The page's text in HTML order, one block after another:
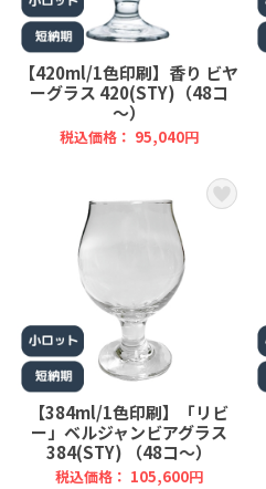
【420ml/1色印刷】香り ビヤ
ーグラス 420(STY)（48コ
～）
税込価格： 95,040円
【384ml/1色印刷】「リビ
ー」ベルジャンビアグラス
384(STY) （48コ～）
税込価格： 105,600円